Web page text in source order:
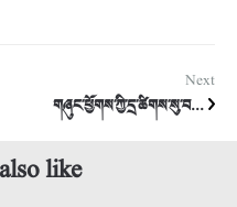
Next
གཞུང་ཕྱོགས་ཀྱི་དྲ་ཚིགས་སུ་བ...
like